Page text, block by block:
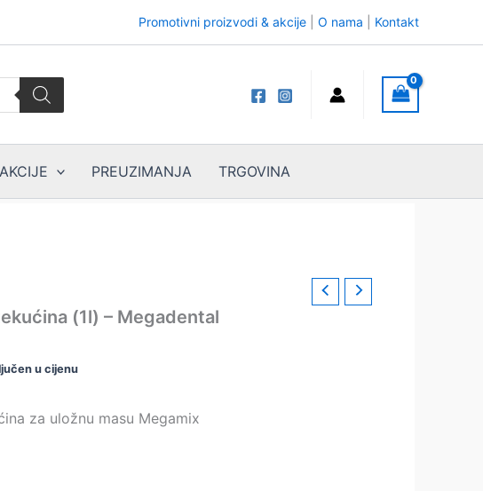
Promotivni proizvodi & akcije O nama Kontakt
AKCIJE PREUZIMANJA TRGOVINA
(1l) – Megadental
u cijenu
za uložnu masu Megamix